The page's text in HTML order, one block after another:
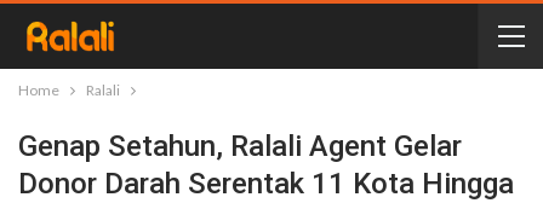
Home Ralali
Genap Setahun, Ralali Agent Gelar
Donor Darah Serentak 11 Kota Hingga